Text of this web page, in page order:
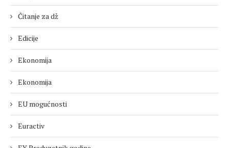
Čitanje za dž
Edicije
Ekonomija
Ekonomija
EU mogućnosti
Euractiv